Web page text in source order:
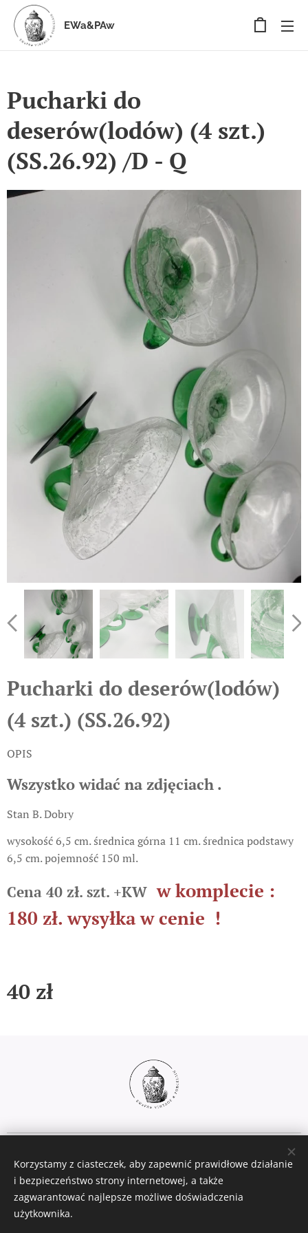
EWa&PAw
Pucharki do
deserów(lodów) (4 szt.)
(SS.26.92) /D - Q
Pucharki do deserów(lodów)
(4 szt.) (SS.26.92)
OPIS
Wszystko widać na zdjęciach .
Stan B. Dobry
wysokość 6,5 cm. średnica górna 11 cm. średnica podstawy
6,5 cm. pojemność 150 ml.
Cena 40 zł. szt. +KW w komplecie :
180 zł. wysyłka w cenie !
40 zł
Języki
Polski
English
Korzystamy z ciasteczek, aby zapewnić prawidłowe działanie
i bezpieczeństwo strony internetowej, a także
zagwarantować najlepsze możliwe doświadczenia
użytkownika.